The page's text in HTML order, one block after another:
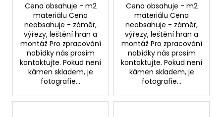
Cena obsahuje - m2
materiálu Cena
neobsahuje - záměr,
výřezy, leštění hran a
montáž Pro zpracování
nabídky nás prosím
kontaktujte. Pokud není
kámen skladem, je
fotografie...
Cena obsahuje - m2
materiálu Cena
neobsahuje - záměr,
výřezy, leštění hran a
montáž Pro zpracování
nabídky nás prosím
kontaktujte. Pokud není
kámen skladem, je
fotografie...